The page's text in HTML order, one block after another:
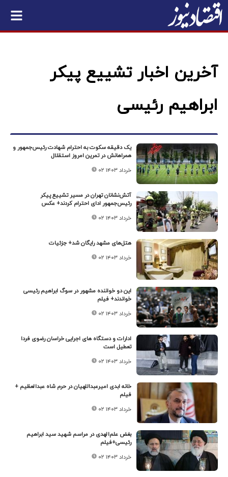
آخرین اخبار تشییع پیکر
ابراهیم رئیسی
یک دقیقه سکوت به احترام شهادت رئیس‌جمهور و
همراهانش در تمرین امروز استقلال
۰۲ خرداد ۱۴۰۳
آتش‌نشانان تهران در مسیر تشییع پیکر
رئیس‌جمهور ادای احترام کردند+ عکس
۰۲ خرداد ۱۴۰۳
هتل‌های مشهد رایگان شد+ جزئیات
۰۲ خرداد ۱۴۰۳
این دو خواننده مشهور در سوگ ابراهیم رئیسی
خواندند+ فیلم
۰۲ خرداد ۱۴۰۳
ادارات و دستگاه های اجرایی خراسان رضوی فردا
تعطیل است
۰۲ خرداد ۱۴۰۳
خانه ابدی امیرعبداللهیان در حرم شاه عبدالعظیم +
فیلم
۰۲ خرداد ۱۴۰۳
بغض علم‌الهدی در مراسم شهید سید ابراهیم
رئیسی+فیلم
۰۲ خرداد ۱۴۰۳